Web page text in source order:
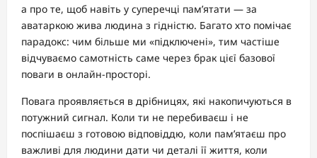
а про те, щоб навіть у суперечці пам’ятати — за
аватаркою жива людина з гідністю. Багато хто помічає
парадокс: чим більше ми «підключені», тим частіше
відчуваємо самотність саме через брак цієї базової
поваги в онлайн-просторі.
Повага проявляється в дрібницях, які накопичуються в
потужний сигнал. Коли ти не перебиваєш і не
поспішаєш з готовою відповіддю, коли пам’ятаєш про
важливі для людини дати чи деталі її життя, коли